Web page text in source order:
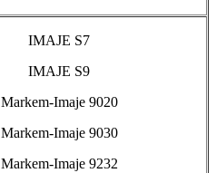
IMAJE S7
IMAJE S9
Markem-Imaje 9020
Markem-Imaje 9030
Markem-Imaje 9232